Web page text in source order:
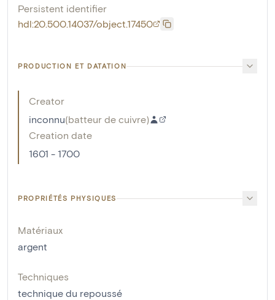
Persistent identifier
hdl:20.500.14037/object.17450
PRODUCTION ET DATATION
Creator
inconnu(batteur de cuivre)
Creation date
1601 - 1700
PROPRIÉTÉS PHYSIQUES
Matériaux
argent
Techniques
technique du repoussé